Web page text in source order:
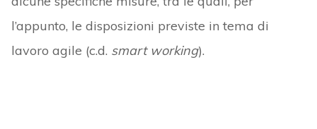
l’appunto, le disposizioni previste in tema di
lavoro agile (c.d. smart working).